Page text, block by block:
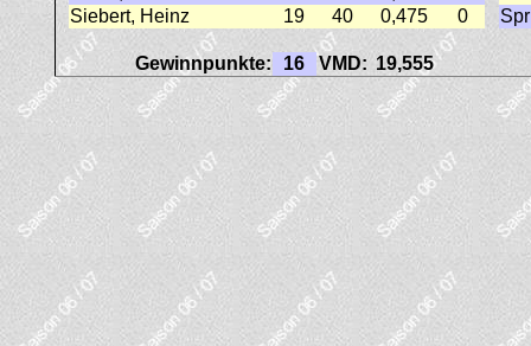
Siebert, Heinz
19 40 0,475 0
Gewinnpunkte: 16 VMD: 19,555